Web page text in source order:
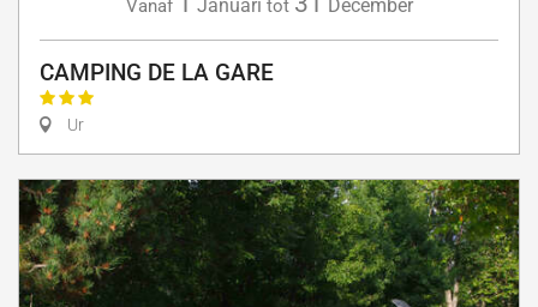
Vanaf Januari tot December
CAMPING DE LA GARE
Ur